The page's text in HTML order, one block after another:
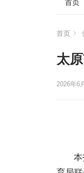
首页
首页
太
2026年6